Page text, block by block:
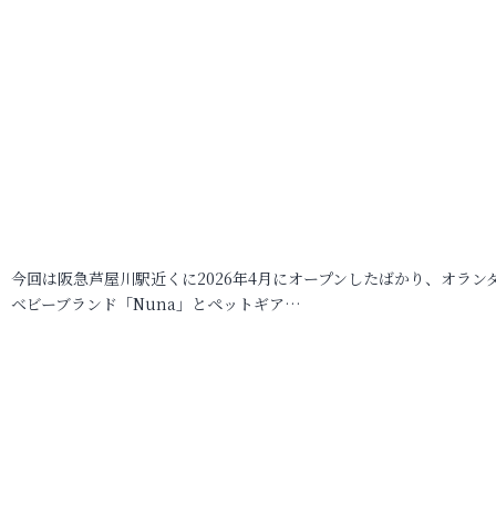
今回は阪急芦屋川駅近くに2026年4月にオープンしたばかり、オラン
ベビーブランド「Nuna」とペットギア…